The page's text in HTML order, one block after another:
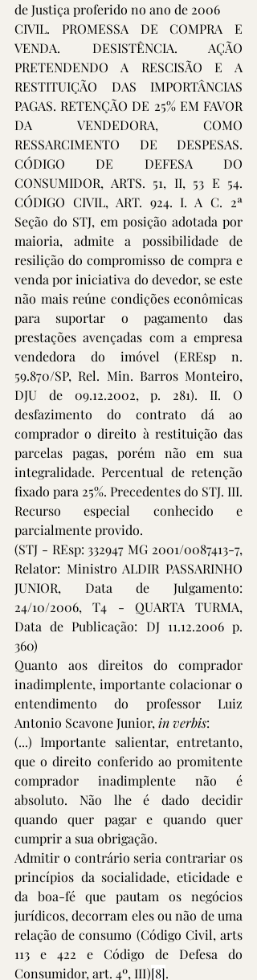
de Justiça proferido no ano de 2006
CIVIL. PROMESSA DE COMPRA E
VENDA. DESISTÊNCIA. AÇÃO
PRETENDENDO A RESCISÃO E A
RESTITUIÇÃO DAS IMPORTÂNCIAS
PAGAS. RETENÇÃO DE 25% EM FAVOR
DA VENDEDORA, COMO
RESSARCIMENTO DE DESPESAS.
CÓDIGO DE DEFESA DO
CONSUMIDOR, ARTS. 51, II, 53 E 54.
CÓDIGO CIVIL, ART. 924. I. A C. 2ª
Seção do STJ, em posição adotada por
maioria, admite a possibilidade de
resilição do compromisso de compra e
venda por iniciativa do devedor, se este
não mais reúne condições econômicas
para suportar o pagamento das
prestações avençadas com a empresa
vendedora do imóvel (EREsp n.
59.870/SP, Rel. Min. Barros Monteiro,
DJU de 09.12.2002, p. 281). II. O
desfazimento do contrato dá ao
comprador o direito à restituição das
parcelas pagas, porém não em sua
integralidade. Percentual de retenção
fixado para 25%. Precedentes do STJ. III.
Recurso especial conhecido e
parcialmente provido.
(STJ - REsp: 332947 MG 2001/0087413-7,
Relator: Ministro ALDIR PASSARINHO
JUNIOR, Data de Julgamento:
24/10/2006, T4 - QUARTA TURMA,
Data de Publicação: DJ 11.12.2006 p.
360)
Quanto aos direitos do comprador
inadimplente, importante colacionar o
entendimento do professor Luiz
Antonio Scavone Junior, in verbis:
(...) Importante salientar, entretanto,
que o direito conferido ao promitente
comprador inadimplente não é
absoluto. Não lhe é dado decidir
quando quer pagar e quando quer
cumprir a sua obrigação.
Admitir o contrário seria contrariar os
princípios da socialidade, eticidade e
da boa-fé que pautam os negócios
jurídicos, decorram eles ou não de uma
relação de consumo (Código Civil, arts
113 e 422 e Código de Defesa do
Consumidor, art. 4º, III)[8].